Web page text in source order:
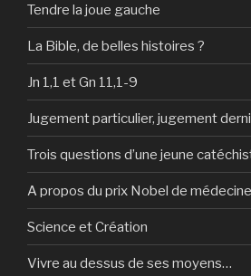
Tendre la joue gauche
La Bible, de belles histoires ?
Jn 1,1 et Gn 11,1-9
Jugement particulier, jugement
Trois questions d’une jeune
A propos du prix Nobel de
Science et Création
Vivre au dessus de ses moyens…